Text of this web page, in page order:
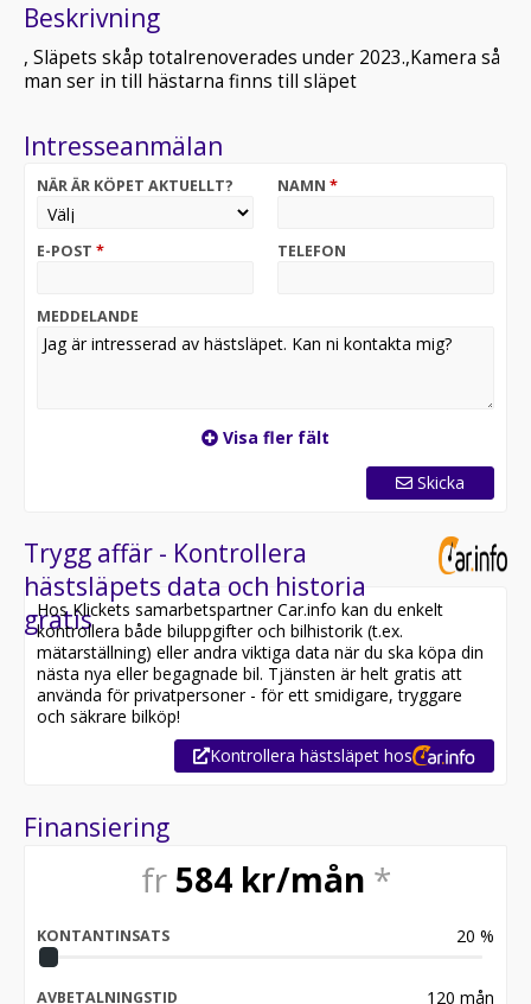
Beskrivning
, Släpets skåp totalrenoverades under 2023.,Kamera så
man ser in till hästarna finns till släpet
Intresseanmälan
NÄR ÄR KÖPET AKTUELLT? NAMN *
E-POST * TELEFON
MEDDELANDE
Visa fler fält
Skicka
Trygg affär - Kontrollera
hästsläpets data och historia
gratis
Hos Klickets samarbetspartner Car.info kan du enkelt
kontrollera både biluppgifter och bilhistorik (t.ex.
mätarställning) eller andra viktiga data när du ska köpa din
nästa nya eller begagnade bil. Tjänsten är helt gratis att
använda för privatpersoner - för ett smidigare, tryggare
och säkrare bilköp!
Kontrollera hästsläpet hos
Finansiering
fr 584kr/mån *
KONTANTINSATS 20 %
AVBETALNINGSTID 120 mån